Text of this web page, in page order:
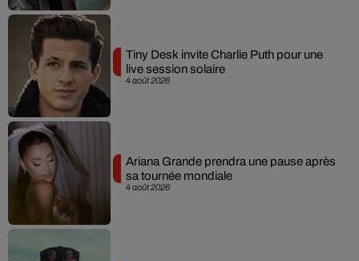
4 août 2026
Tiny Desk invite Charlie Puth pour une
live session solaire
4 août 2026
Ariana Grande prendra une pause après
sa tournée mondiale